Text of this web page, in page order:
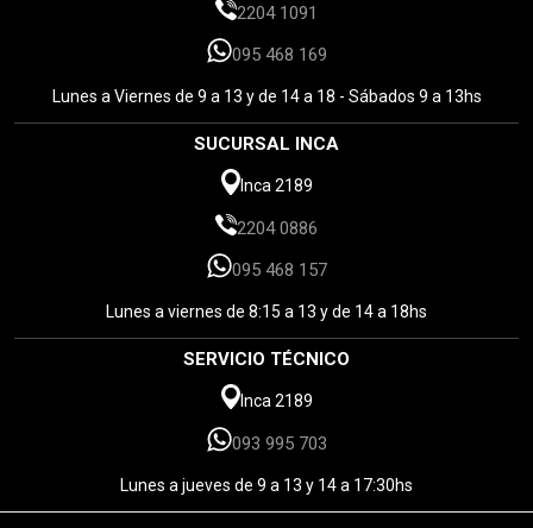
2204 1091
095 468 169
Lunes a Viernes de 9 a 13 y de 14 a 18 - Sábados 9 a 13hs
SUCURSAL INCA
Inca 2189
2204 0886
095 468 157
Lunes a viernes de 8:15 a 13 y de 14 a 18hs
SERVICIO TÉCNICO
Inca 2189
093 995 703
Lunes a jueves de 9 a 13 y 14 a 17:30hs